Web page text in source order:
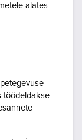
alates
töödeldakse